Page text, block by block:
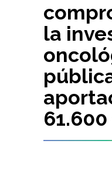
la